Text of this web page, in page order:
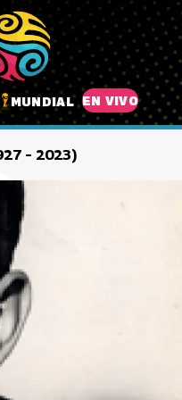
MUNDIAL EN VIVO
– 2023)